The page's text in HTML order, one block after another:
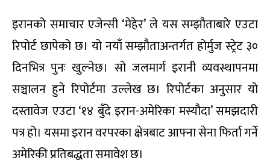
इरानको समाचार एजेन्सी ‘मेहेर’ ले यस सम्झौताबारे एउटा
रिपोर्ट छापेको छ। यो नयाँ सम्झौताअन्तर्गत होर्मुज स्ट्रेट ३०
दिनभित्र पुनः खुल्नेछ। सो जलमार्ग इरानी व्यवस्थापनमा
सञ्चालन हुने रिपोर्टमा उल्लेख छ। रिपोर्टका अनुसार यो
दस्तावेज एउटा ‘१४ बुँदे इरान-अमेरिका मस्यौदा’ समझदारी
पत्र हो। यसमा इरान वरपरका क्षेत्रबाट आफ्ना सेना फिर्ता गर्ने
अमेरिकी प्रतिबद्धता समावेश छ।